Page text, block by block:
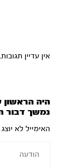
אין עדיין תגובות.
נמשך דבור
האימייל לא